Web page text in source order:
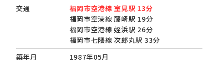
交通
福岡市空港線 室見駅 13分
福岡市空港線 藤崎駅 19分
福岡市空港線 姪浜駅 26分
福岡市七隈線 次郎丸駅 33分
築年月
1987年05月